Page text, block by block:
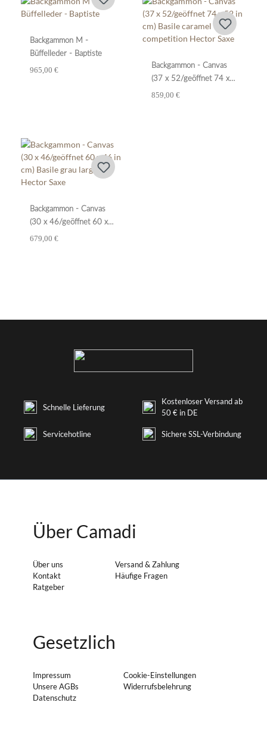
Backgammon M -
Büffelleder - Baptiste
965,00 €
Backgammon - Canvas
(37 x 52/geöffnet 74 x
52 in cm) Basile caramel
859,00 €
Backgammon - Canvas
(30 x 46/geöffnet 60 x
46 in cm) Basile grau
679,00 €
Schnelle Lieferung
Kostenloser Versand ab
50 € in DE
Servicehotline Sichere SSL-Verbindung
Über Camadi
Über uns
Kontakt
Ratgeber
Versand & Zahlung
Häufige Fragen
Gesetzlich
Impressum
Unsere AGBs
Datenschutz
Cookie-Einstellungen
Widerrufsbelehrung